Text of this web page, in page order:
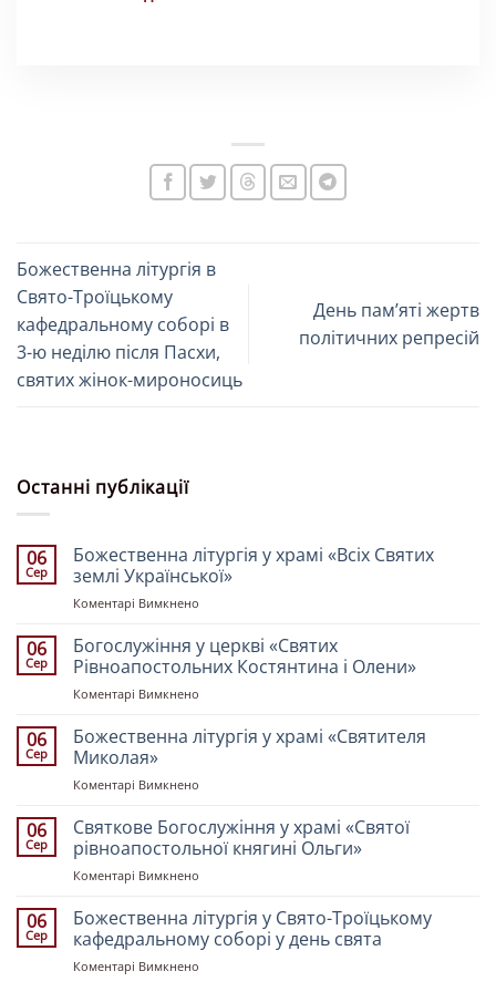
Божественна літургія в
Свято-Троїцькому
кафедральному соборі в
3-ю неділю після Пасхи,
святих жінок-мироносиць
День памʼяті жертв
політичних репресій
Останні публікації
06
Сер
Божественна літургія у храмі «Всіх Святих
землі Української»
Коментарі Вимкнено
літургія
у
храмі
землі
Української»
06
Сер
Богослужіння у церкві «Святих
Рівноапостольних Костянтина і Олени»
Коментарі Вимкнено
у
церкві
і
Олени»
06
Сер
Божественна літургія у храмі «Святителя
Миколая»
Коментарі Вимкнено
літургія
храмі
06
Сер
Святкове Богослужіння у храмі «Святої
рівноапостольної княгині Ольги»
Коментарі Вимкнено
Богослужіння
храмі
06
Сер
Божественна літургія у Свято-Троїцькому
кафедральному соборі у день свята
Коментарі Вимкнено